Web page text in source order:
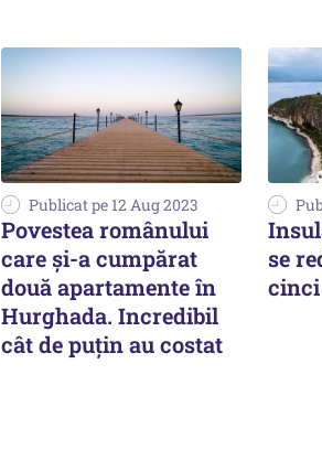
Publicat pe 12 Aug 2023
Povestea românului
care și-a cumpărat
două apartamente în
Hurghada. Incredibil
cât de puțin au costat
se